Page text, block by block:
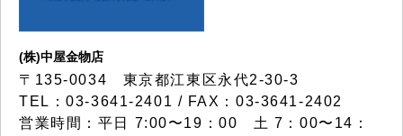
(株)中屋金物店
〒135-0034 東京都江東区永代2-30-3
TEL：03-3641-2401 / FAX：03-3641-2402
営業時間：平日 7:00〜19：00 土 7：00〜14：